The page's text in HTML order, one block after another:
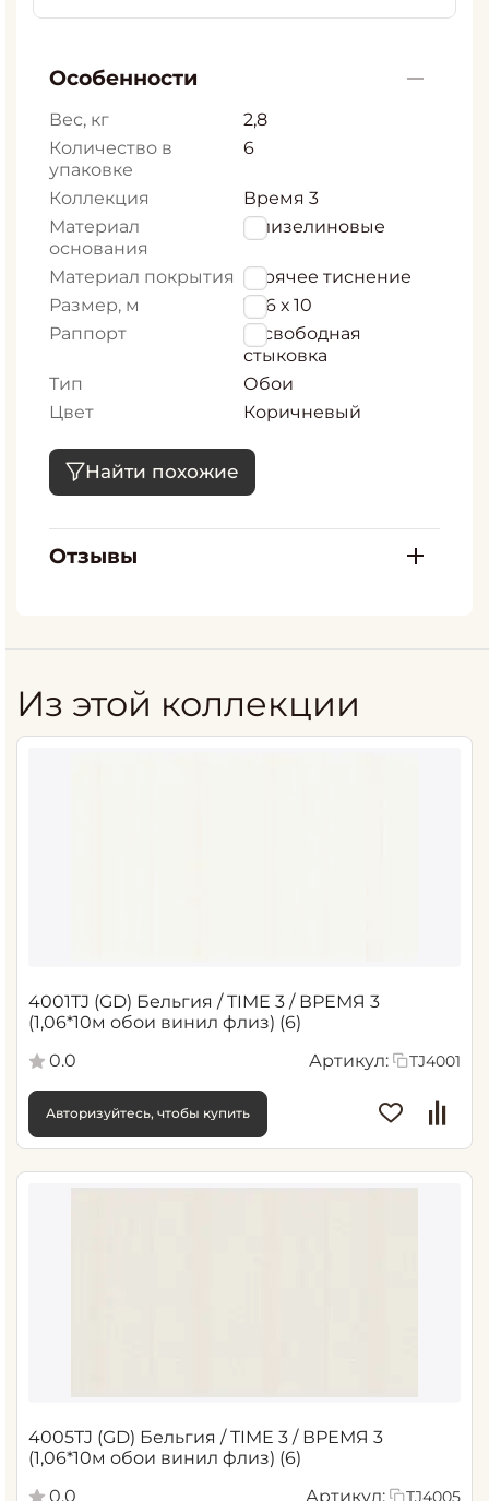
Особенности
Вес, кг
2,8
Количество в
упаковке
6
Коллекция
Время 3
Материал
основания
Флизелиновые
Материал покрытия горячее тиснение
Размер, м
1,06 х 10
Раппорт
0, свободная
стыковка
Тип
Обои
Цвет
Коричневый
Найти похожие
Отзывы
Из этой коллекции
4001TJ (GD) Бельгия / TIME 3 / ВРЕМЯ 3
(1,06*10м обои винил флиз) (6)
0.0
Артикул: TJ4001
Авторизуйтесь, чтобы купить
4005TJ (GD) Бельгия / TIME 3 / ВРЕМЯ 3
(1,06*10м обои винил флиз) (6)
0.0
Артикул: TJ4005